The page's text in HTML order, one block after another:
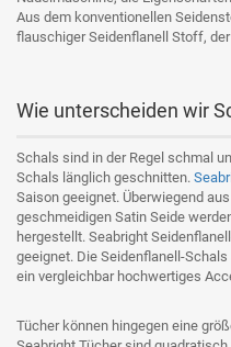
Aus dem konventionellen
flauschiger Seidenflanell Stoff,
Wie unterscheiden wir
Schals sind in der Regel schmal
Schals länglich geschnitten.
Saison geeignet. Überwiegend
geschmeidigen Satin Seide
hergestellt. Seabright
geeignet. Die Seidenflanell-
ein vergleichbar hochwertiges
Tücher können hingegen eine